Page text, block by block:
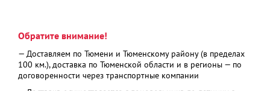
Обратите внимание!
— Доставляем по Тюмени и Тюменскому району (в пределах
100 км.), доставка по Тюменской области и в регионы — по
договоренности через транспортные компании